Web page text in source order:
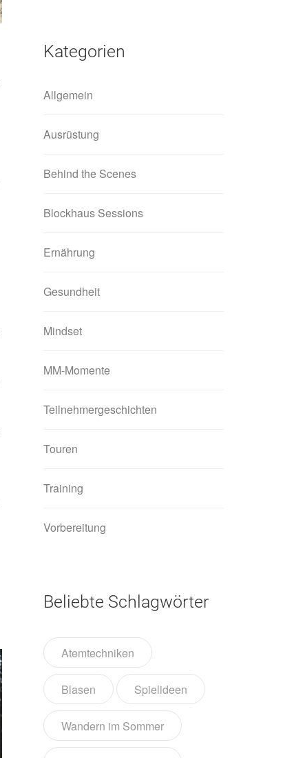
Kategorien
Allgemein
Ausrüstung
Behind the Scenes
Blockhaus Sessions
Ernährung
Gesundheit
Mindset
MM-Momente
Teilnehmergeschichten
Touren
Training
Vorbereitung
Beliebte Schlagwörter
Atemtechniken
Blasen Spielideen
Wandern im Sommer